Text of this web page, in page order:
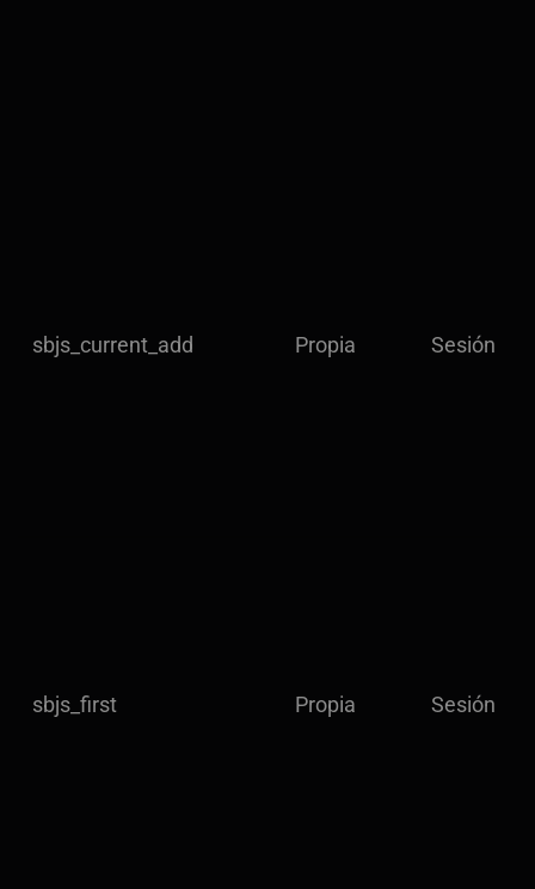
sbjs_current_add Propia Sesión
sbjs_first Propia Sesión